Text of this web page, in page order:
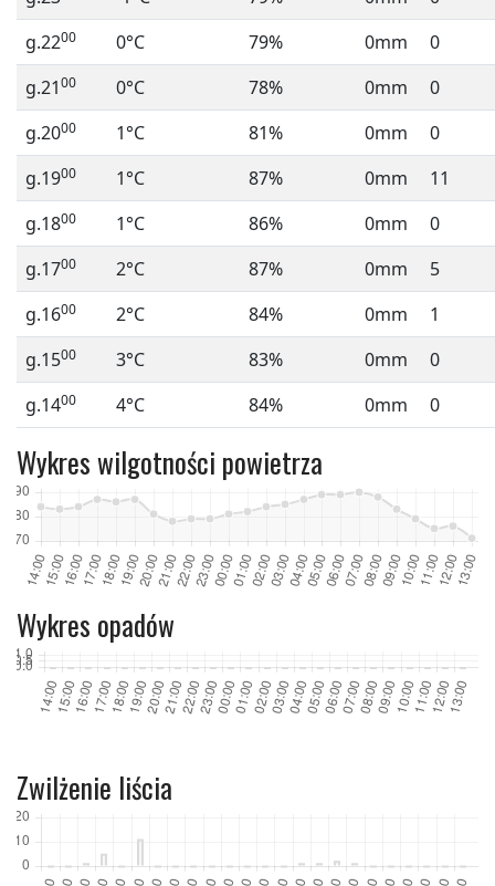
g.2200 0°C 79% 0mm
0
g.2100 0°C 78% 0mm
0
g.2000 1°C 81% 0mm
0
g.1900 1°C 87% 0mm
11
g.1800 1°C 86% 0mm
0
g.1700 2°C 87% 0mm
5
g.1600 2°C 84% 0mm
1
g.1500 3°C 83% 0mm
0
g.1400 4°C 84% 0mm 0
Wykres wilgotności powietrza
Wykres opadów
Zwilżenie liścia